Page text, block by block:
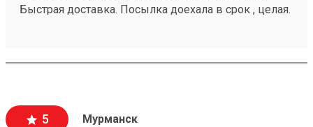
Быстрая доставка. Посылка доехала в срок , целая.
5 Мурманск